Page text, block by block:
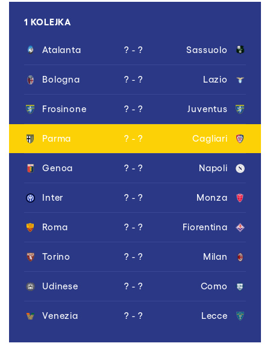
1 KOLEJKA
Atalanta ? - ? Sassuolo
Bologna ? - ? Lazio
Frosinone ? - ? Juventus
Parma ? - ? Cagliari
Genoa ? - ? Napoli
Inter ? - ? Monza
Roma ? - ? Fiorentina
Torino ? - ? Milan
Udinese ? - ? Como
Venezia ? - ? Lecce